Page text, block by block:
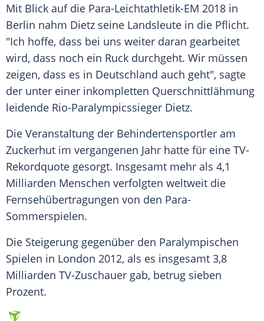
Mit Blick auf die Para-Leichtathletik-EM 2018 in
Berlin nahm Dietz seine Landsleute in die Pflicht.
"Ich hoffe, dass bei uns weiter daran gearbeitet
wird, dass noch ein Ruck durchgeht. Wir müssen
zeigen, dass es in Deutschland auch geht", sagte
der unter einer inkompletten Querschnittlähmung
leidende Rio-Paralympicssieger Dietz.
Die Veranstaltung der Behindertensportler am
Zuckerhut im vergangenen Jahr hatte für eine TV-
Rekordquote gesorgt. Insgesamt mehr als 4,1
Milliarden Menschen verfolgten weltweit die
Fernsehübertragungen von den Para-
Sommerspielen.
Die Steigerung gegenüber den Paralympischen
Spielen in London 2012, als es insgesamt 3,8
Milliarden TV-Zuschauer gab, betrug sieben
Prozent.